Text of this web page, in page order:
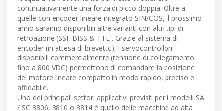
continuativamente una forza di picco doppia. Oltre a
quelle con encoder lineare integrato SIN/COS, il prossimo
anno saranno disponibili altre varianti con altri tipi di
retroazione (SSI, BISS & TTL). Grazie al sistema di
encoder (in attesa di brevetto), i servocontrollori
disponibili commercialmente (tensione di collegamento
fino a 800 VDC) permettono di comandare la posizione
del motore lineare compatto in modo rapido, preciso e
affidabile.
Uno dei principali settori applicativi previsti per i modelli SA
/ SC 3806, 3810 o 3814 è quello delle macchine ad alta